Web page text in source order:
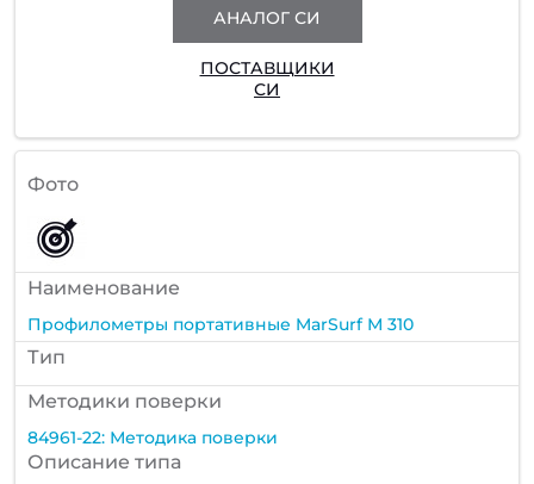
АНАЛОГ СИ
ПОСТАВЩИКИ
СИ
Фото
Наименование
Профилометры портативные MarSurf М 310
Тип
Методики поверки
84961-22: Методика поверки
Описание типа